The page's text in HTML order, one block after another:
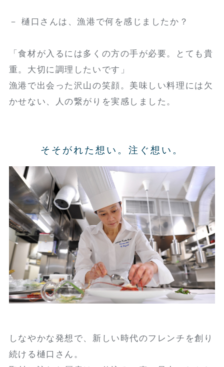
－ 樋口さんは、漁港で何を感じましたか？
「食材が入るには多くの方の手が必要。とても貴
重。大切に調理したいです」
漁港で出会った沢山の笑顔。美味しい料理には欠
かせない、人の繋がりを実感しました。
そそがれた想い。注ぐ想い。
しなやかな発想で、新しい時代のフレンチを創り
続ける樋口さん。